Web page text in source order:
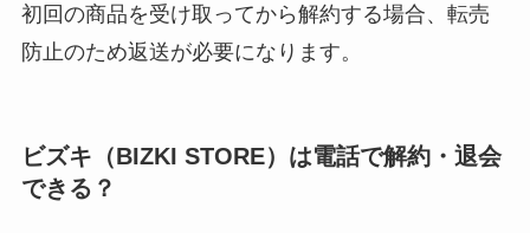
初回の商品を受け取ってから解約する場合、転売
防止のため返送が必要になります。
ビズキ（BIZKI STORE）は電話で解約・退会
できる？